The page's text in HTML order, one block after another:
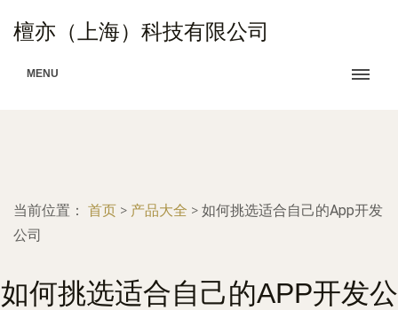
檀亦（上海）科技有限公司
MENU
当前位置： 首页 > 产品大全 > 如何挑选适合自己的App开发
公司
如何挑选适合自己的APP开发公